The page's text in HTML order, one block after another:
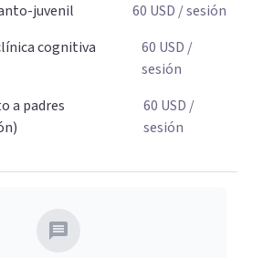
ni el control. Si estás listo
hacia una convivencia familiar
tu sesión y empecemos a
juvenil
60 USD / sesión
cognitiva
60 USD /
sesión
a padres
60 USD /
sesión